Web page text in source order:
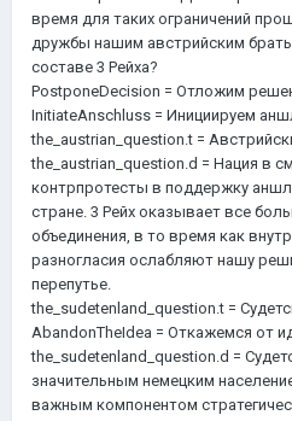
время для таких ограничений
дружбы нашим австрийским
составе 3 Рейха?
PostponeDecision = Отложим
InitiateAnschluss = Инициируем
the_austrian_question.t =
the_austrian_question.d = Нация в
контрпротесты в поддержку
стране. 3 Рейх оказывает все
объединения, в то время как
разногласия ослабляют нашу
перепутье.
the_sudetenland_question.t =
AbandonTheIdea = Откажемся от
the_sudetenland_question.d =
значительным немецким
важным компонентом